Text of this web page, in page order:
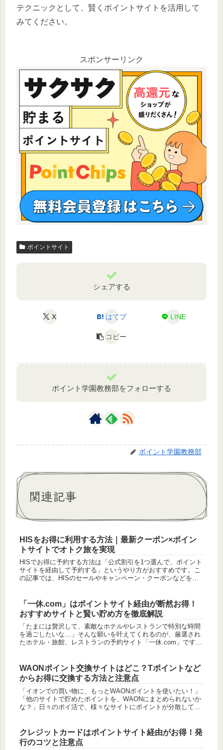
テクニックとして、賢くポイントサイトを活用して
みてください。
スポンサーリンク
ポイントサイト
シェアする
X はてブ LINE
コピー
ポイント学園教務部をフォローする
ポイント学園教務部
関連記事
HISをお得に利用する方法｜最新クーポン×ポイン
トサイトでオトク旅を実現
HISでお得に予約する方法は「公式割引を1つ選んで、ポイント
サイトを経由して予約する」というやり方がおすすめです。こ
の記事では、HISのセールやキャンペーン・クーポンなどをま
「一休.com」はポイントサイト経由が断然お得！
おすすめサイトと賢い貯め方を徹底解説
「たまには贅沢して、素敵なホテルやレストランで特別な時間
を過ごしたいな…」そんな願いを叶えてくれるのが、厳選され
たホテル・旅館、レストランの予約サイト「一休.com」です。
WAONポイント交換サイトはどこ？Tポイントなど
からお得に交換する方法と注意点
「イオンでの買い物に、もっとWAONポイントを使いたい！」
「他のサイトで貯めたポイントを、WAONにまとめられないか
な？」日々のポイ活で、様々なサイトにポイントが分散してし
クレジットカードはポイントサイト経由がお得！発
行のコツと注意点